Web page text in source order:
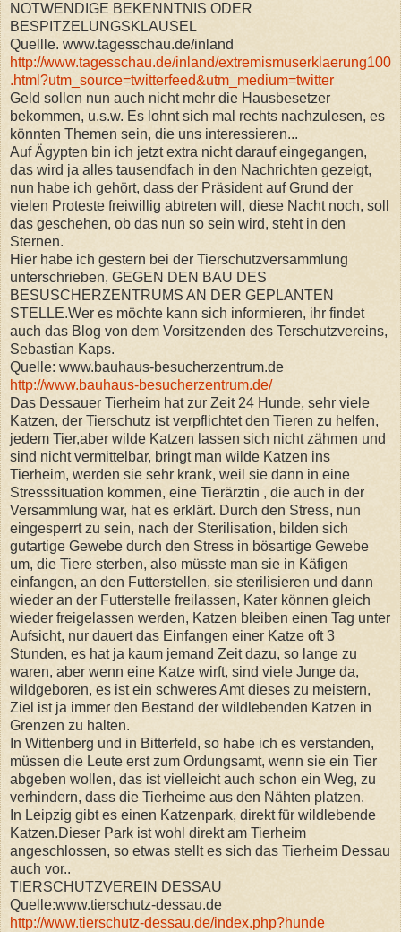
NOTWENDIGE BEKENNTNIS ODER
BESPITZELUNGSKLAUSEL
Quellle. www.tagesschau.de/inland
http://www.tagesschau.de/inland/extremismuserklaerung100
.html?utm_source=twitterfeed&utm_medium=twitter
Geld sollen nun auch nicht mehr die Hausbesetzer
bekommen, u.s.w. Es lohnt sich mal rechts nachzulesen, es
könnten Themen sein, die uns interessieren...
Auf Ägypten bin ich jetzt extra nicht darauf eingegangen,
das wird ja alles tausendfach in den Nachrichten gezeigt,
nun habe ich gehört, dass der Präsident auf Grund der
vielen Proteste freiwillig abtreten will, diese Nacht noch, soll
das geschehen, ob das nun so sein wird, steht in den
Sternen.
Hier habe ich gestern bei der Tierschutzversammlung
unterschrieben, GEGEN DEN BAU DES
BESUSCHERZENTRUMS AN DER GEPLANTEN
STELLE.Wer es möchte kann sich informieren, ihr findet
auch das Blog von dem Vorsitzenden des Terschutzvereins,
Sebastian Kaps.
Quelle: www.bauhaus-besucherzentrum.de
http://www.bauhaus-besucherzentrum.de/
Das Dessauer Tierheim hat zur Zeit 24 Hunde, sehr viele
Katzen, der Tierschutz ist verpflichtet den Tieren zu helfen,
jedem Tier,aber wilde Katzen lassen sich nicht zähmen und
sind nicht vermittelbar, bringt man wilde Katzen ins
Tierheim, werden sie sehr krank, weil sie dann in eine
Stresssituation kommen, eine Tierärztin , die auch in der
Versammlung war, hat es erklärt. Durch den Stress, nun
eingesperrt zu sein, nach der Sterilisation, bilden sich
gutartige Gewebe durch den Stress in bösartige Gewebe
um, die Tiere sterben, also müsste man sie in Käfigen
einfangen, an den Futterstellen, sie sterilisieren und dann
wieder an der Futterstelle freilassen, Kater können gleich
wieder freigelassen werden, Katzen bleiben einen Tag unter
Aufsicht, nur dauert das Einfangen einer Katze oft 3
Stunden, es hat ja kaum jemand Zeit dazu, so lange zu
waren, aber wenn eine Katze wirft, sind viele Junge da,
wildgeboren, es ist ein schweres Amt dieses zu meistern,
Ziel ist ja immer den Bestand der wildlebenden Katzen in
Grenzen zu halten.
In Wittenberg und in Bitterfeld, so habe ich es verstanden,
müssen die Leute erst zum Ordungsamt, wenn sie ein Tier
abgeben wollen, das ist vielleicht auch schon ein Weg, zu
verhindern, dass die Tierheime aus den Nähten platzen.
In Leipzig gibt es einen Katzenpark, direkt für wildlebende
Katzen.Dieser Park ist wohl direkt am Tierheim
angeschlossen, so etwas stellt es sich das Tierheim Dessau
auch vor..
TIERSCHUTZVEREIN DESSAU
Quelle:www.tierschutz-dessau.de
http://www.tierschutz-dessau.de/index.php?hunde